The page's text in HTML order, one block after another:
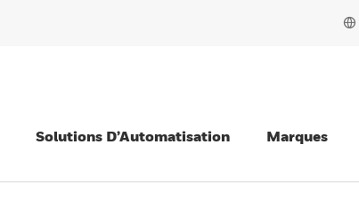
Solutions D’Automatisation Marques